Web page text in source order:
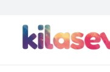
content